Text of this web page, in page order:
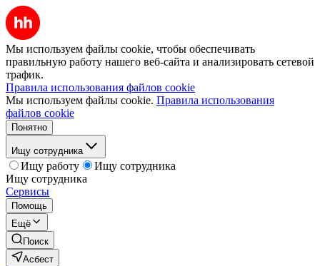
Мы используем файлы cookie, чтобы обеспечивать
правильную работу нашего веб-сайта и анализировать сетевой
трафик.
Правила использования файлов cookie
Мы используем файлы cookie. Правила использования
файлов cookie
Понятно
Ищу сотрудника
Ищу работу
Ищу сотрудника
Ищу сотрудника
Сервисы
Помощь
Ещё
Поиск
Асбест